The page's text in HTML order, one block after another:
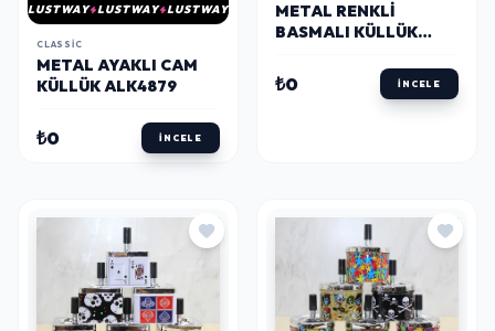
LUSTWAY LUSTWAY LUSTWAY
CLASSIC
METAL AYAKLI CAM
KÜLLÜK ALK4879
₺0 İNCELE
METAL RENKLI
BASMALI KÜLLÜK
₺0 İNCELE